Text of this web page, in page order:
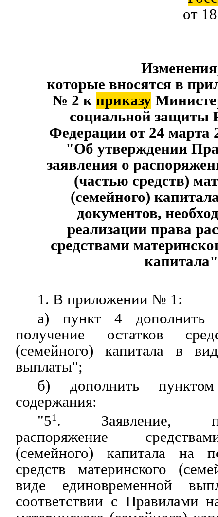
от
которые вносятся в
№ 2 к приказу
социальной защиты
Федерации от 24 марта
"Об утверждении
заявления о
(частью средств)
(семейного)
документов,
реализации права
средствами
капитала"
1. В приложении № 1:
а) пункт 4
получение остатков
(семейного) капитала в
выплаты";
б) дополнить
содержания:
"51 . Заявление,
распоряжение
(семейного) капитала на
средств материнского
виде единовременной
соответствии с Правилами